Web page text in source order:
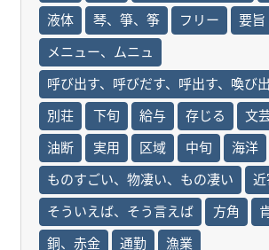
液体
琴、箏、筝 フリー
要旨
メニュー、ムニュ
呼び出す、呼びだす、呼出す、喚び
別荘
下旬 給与 存じる
文
油断
実用 区域 中旬
海洋
ものすごい、物凄い、もの凄い
近
そういえば、そう言えば
方角
銅、赤金
通勤 漁業